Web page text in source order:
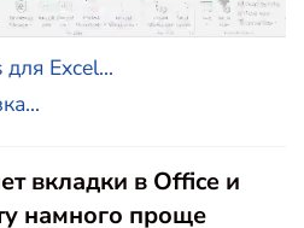
Excel...
вкладки в Office и
намного проще